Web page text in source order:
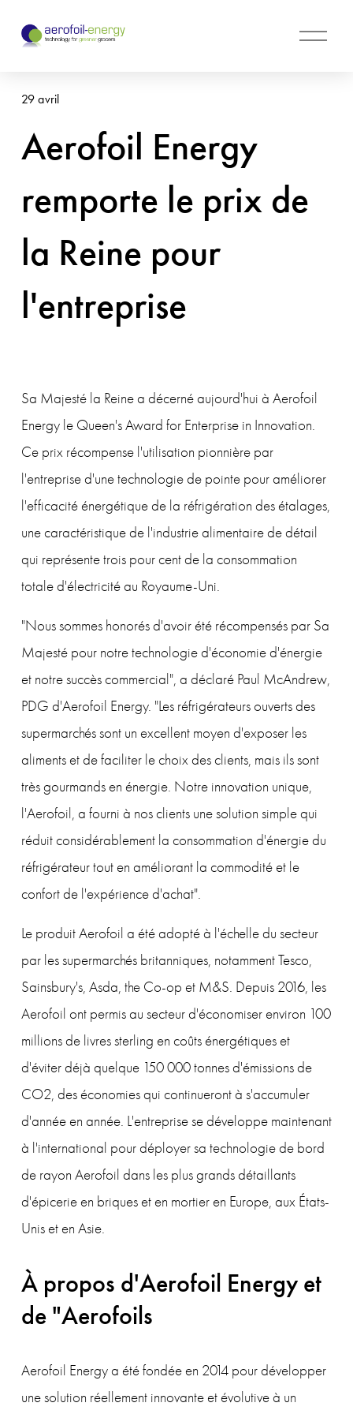
O
Aerofoil Energy
remporte le prix de
la Reine pour
l'entreprise
29 avril
Sa Majesté la Reine a décerné aujourd'hui à Aerofoil
Energy le Queen's Award for Enterprise in Innovation.
Ce prix récompense l'utilisation pionnière par
l'entreprise d'une technologie de pointe pour améliorer
l'efficacité énergétique de la réfrigération des étalages,
une caractéristique de l'industrie alimentaire de détail
qui représente trois pour cent de la consommation
totale d'électricité au Royaume-Uni.
"Nous sommes honorés d'avoir été récompensés par Sa
Majesté pour notre technologie d'économie d'énergie
et notre succès commercial", a déclaré Paul McAndrew,
PDG d'Aerofoil Energy. "Les réfrigérateurs ouverts des
supermarchés sont un excellent moyen d'exposer les
aliments et de faciliter le choix des clients, mais ils sont
très gourmands en énergie. Notre innovation unique,
l'Aerofoil, a fourni à nos clients une solution simple qui
réduit considérablement la consommation d'énergie du
réfrigérateur tout en améliorant la commodité et le
confort de l'expérience d'achat".
Le produit Aerofoil a été adopté à l'échelle du secteur
par les supermarchés britanniques, notamment Tesco,
Sainsbury's, Asda, the Co-op et M&S. Depuis 2016, les
Aerofoil ont permis au secteur d'économiser environ 100
millions de livres sterling en coûts énergétiques et
d'éviter déjà quelque 150 000 tonnes d'émissions de
CO2, des économies qui continueront à s'accumuler
d'année en année. L'entreprise se développe maintenant
à l'international pour déployer sa technologie de bord
de rayon Aerofoil dans les plus grands détaillants
d'épicerie en briques et en mortier en Europe, aux États-
Unis et en Asie.
À propos d'Aerofoil Energy et
de "Aerofoils
Aerofoil Energy a été fondée en 2014 pour développer
une solution réellement innovante et évolutive à un